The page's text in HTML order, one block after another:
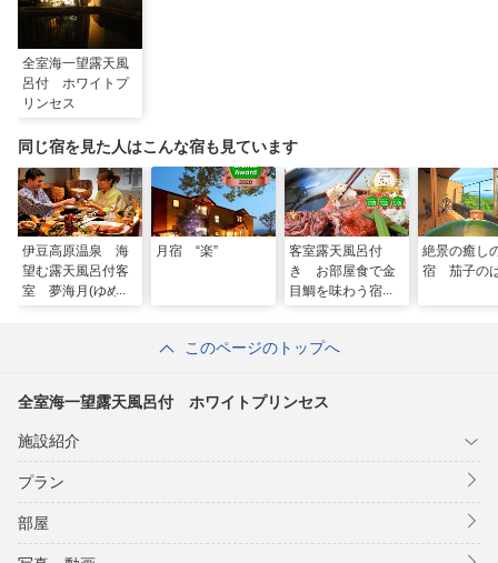
全室海一望露天風
呂付 ホワイトプ
リンセス
同じ宿を見た人はこんな宿も見ています
伊豆高原温泉 海
望む露天風呂付客
室 夢海月(ゆめみ
月宿 “楽”
客室露天風呂付
き お部屋食で金
目鯛を味わう宿
りー
絶景の癒し
宿 茄子の
このページのトップへ
全室海一望露天風呂付 ホワイトプリンセス
施設紹介
プラン
部屋